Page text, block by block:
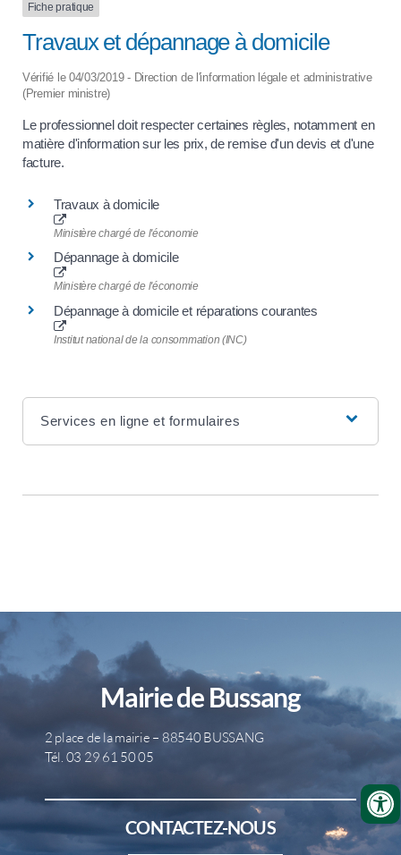
Fiche pratique
Travaux et dépannage à domicile
Vérifié le 04/03/2019 - Direction de l'information légale et administrative
(Premier ministre)
Le professionnel doit respecter certaines règles, notamment en
matière d'information sur les prix, de remise d'un devis et d'une
facture.
Travaux à domicile
Ministère chargé de l'économie
Dépannage à domicile
Ministère chargé de l'économie
Dépannage à domicile et réparations courantes
Institut national de la consommation (INC)
Services en ligne et formulaires
Mairie de Bussang
2 place de la mairie – 88540 BUSSANG
Tél. 03 29 61 50 05
CONTACTEZ-NOUS